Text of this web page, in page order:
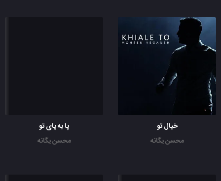
خیال تو
محسن یگانه
پا به پای تو
محسن یگانه